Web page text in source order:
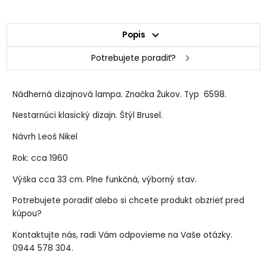
Popis
Potrebujete poradiť?
Nádherná dizajnová lampa. Značka Žukov. Typ 6598.
Nestarnúci klasický dizajn. Štýl Brusel.
Návrh Leoš Nikel
Rok: cca 1960
Výška cca 33 cm. Plne funkčná, výborný stav.
Potrebujete poradiť alebo si chcete produkt obzrieť pred
kúpou?
Kontaktujte nás, radi Vám odpovieme na Vaše otázky.
0944 578 304.